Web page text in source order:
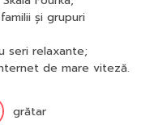
și grupuri
seri relaxante;
de mare viteză.
grătar